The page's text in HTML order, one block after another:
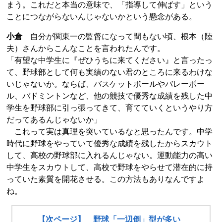
まう。これだと本当の意味で、「指導して伸ばす」という
ことにつながらないんじゃないかという懸念がある。
小倉自分が関東一の監督になって間もない頃、根本（陸
夫）さんからこんなことを言われたんです。
「有望な中学生に『ぜひうちに来てください』と言ったっ
て、野球部として何も実績のない君のところに来るわけな
いじゃないか。ならば、バスケットボールやバレーボー
ル、バドミントンなど、他の競技で優秀な成績を残した中
学生を野球部に引っ張ってきて、育てていくというやり方
だってあるんじゃないか」
これって実は真理を突いているなと思ったんです。中学
時代に野球をやっていて優秀な成績を残したからスカウト
して、高校の野球部に入れるんじゃない。運動能力の高い
中学生をスカウトして、高校で野球をやらせて潜在的に持
っていた素質を開花させる。この方法もありなんですよ
ね。
【次ページ】 野球「一辺倒」型が多い